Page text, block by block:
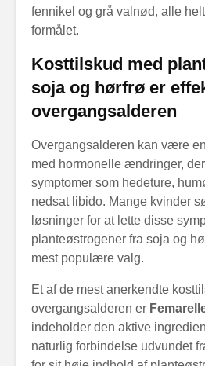
fennikel og grå valnød, alle
formålet.
Kosttilskud med
soja og hørfrø er
overgangsalderen
Overgangsalderen kan være
med hormonelle ændringer, der
symptomer som hedeture,
nedsat libido. Mange kvinder
løsninger for at lette disse
planteøstrogener fra soja og
mest populære valg.
Et af de mest anerkendte
overgangsalderen er
indeholder den aktive
naturlig forbindelse udvundet